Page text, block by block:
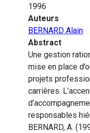
1996
Auteurs
BERNARD Alain
Abstract
Une gestion
mise en place
projets
carrières.
responsables
BERNARD, A.